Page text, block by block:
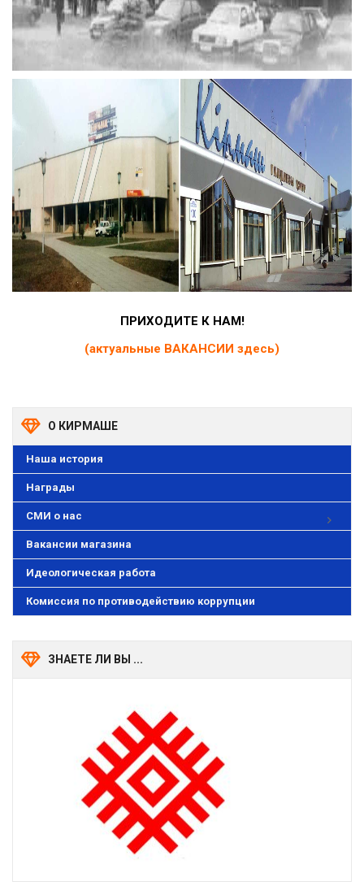
ПРИХОДИТЕ К НАМ!
(актуальные ВАКАНСИИ здесь)
О КИРМАШЕ
Наша история
Награды
СМИ о нас
Вакансии магазина
Идеологическая работа
Комиссия по противодействию коррупции
ЗНАЕТЕ ЛИ ВЫ ...